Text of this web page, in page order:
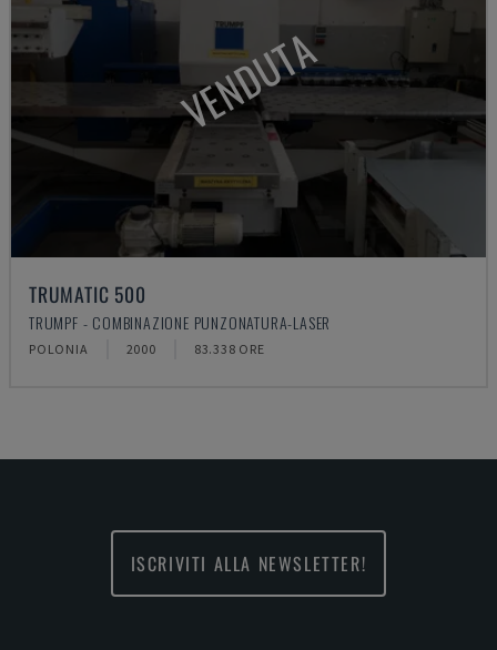
VENDUTA
TRUMATIC 500
TRUMPF - COMBINAZIONE PUNZONATURA-LASER
POLONIA 2000 83.338 ORE
ISCRIVITI ALLA NEWSLETTER!